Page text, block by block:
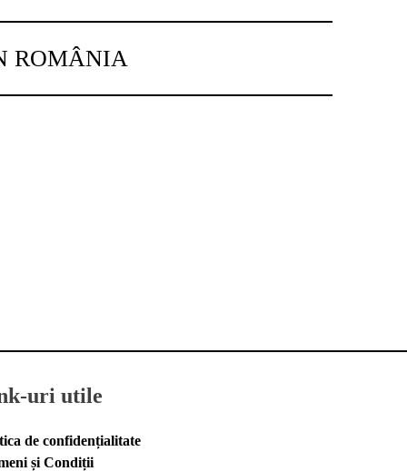
ROMÂNIA
uri utile
de confidențialitate
și Condiții